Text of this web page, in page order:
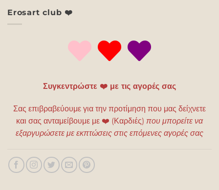
Erosart club ❤️
Συγκεντρώστε ❤️ με τις αγορές σας
Σας επιβραβεύουμε για την προτίμηση που μας δείχνετε
και σας ανταμείβουμε με ❤️ (Καρδιές) που μπορείτε να
εξαργυρώσετε με εκπτώσεις στις επόμενες αγορές σας